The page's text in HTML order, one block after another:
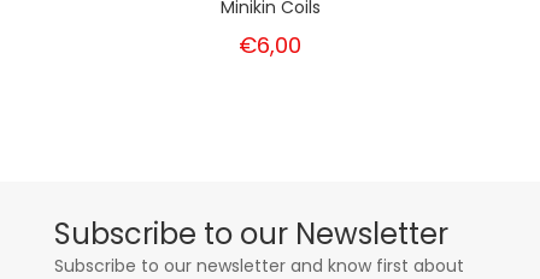
Minikin Coils
€6,00
Subscribe to our Newsletter
Subscribe to our newsletter and know first about